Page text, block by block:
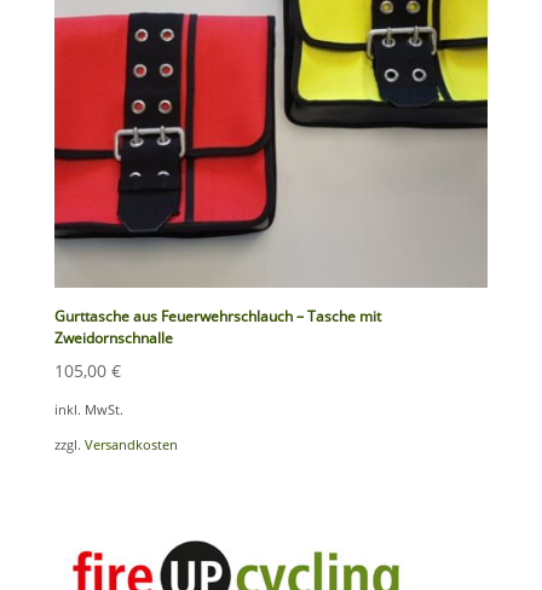
Gurttasche aus Feuerwehrschlauch – Tasche mit
Zweidornschnalle
105,00 €
inkl. MwSt.
zzgl. Versandkosten